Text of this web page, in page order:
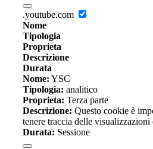
.youtube.com
Nome
Tipologia
Proprieta
Descrizione
Durata
Nome: YSC
Tipologia: analitico
Proprieta: Terza parte
Descrizione: Questo cookie è
tenere traccia delle
Durata: Sessione